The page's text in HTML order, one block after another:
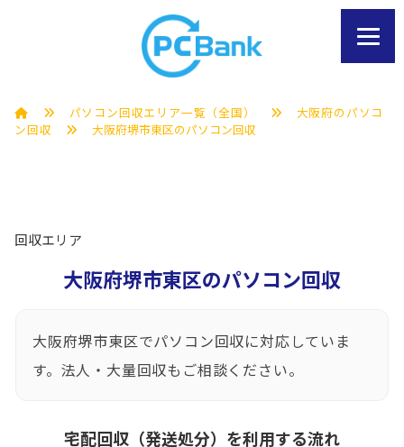
パソコン回収エリア一覧（全国）
大阪府のパソコ
ン回収
大阪府堺市東区のパソコン回収
回収エリア
大阪府堺市東区のパソコン回収
大阪府堺市東区でパソコン回収に対応していま
す。法人・大量回収もご相談ください。
宅配回収（発送処分）を利用する流れ